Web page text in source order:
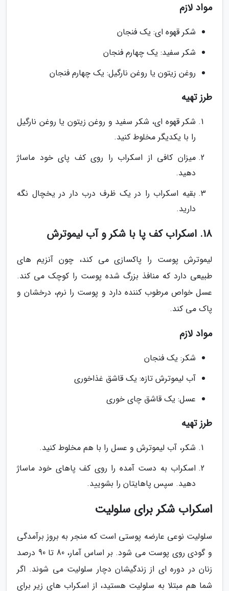
مواد لازم
شکر قهوه ای: یک فنجان
شکر سفید: یک چهارم فنجان
روغن زیتون یا روغن نارگیل: یک چهارم فنجان
طرز تهیه
شکر قهوه ای، شکر سفید و روغن زیتون یا روغن نارگیل
را با یکدیگر مخلوط کنید.
میزان کافی از اسکراب را روی کف پای خود ماساژ
دهید.
بقیه اسکراب را در یک ظرف درب دار در یخچال نگه
دارید.
18. اسکراب کف پا با شکر و آب لیموترش
لیموترش پوست را پاکسازی می کند، چون آنزیم های
طبیعی دارد که منافذ بزرگ شده پوست را کوچک می کند.
عسل خواص مرطوب کننده دارد و پوست را نرم، درخشان و
پاک می کند.
مواد لازم
شکر: یک فنجان
آب لیموترش تازه: یک قاشق غذاخوری
عسل: یک قاشق چای خوری
طرز تهیه
شکر، آب لیموترش و عسل را با هم مخلوط کنید.
اسکراب به دست آمده را روی کف پاهای خود ماساژ
دهید. سپس پاهایتان را بشویید.
اسکراب شکر برای سلولیت
سلولیت نوعی عارضه پوستی است که منجر به بروز برآمدگی
و گودی روی پوست می شود. بر اساس آمار، 80 تا 90 درصد
زنان در دوره ای از زندگیشان دچار سلولیت می شوند. اگر
شما هم مبتلا به سلولیت هستید، از اسکراب های زیر برای